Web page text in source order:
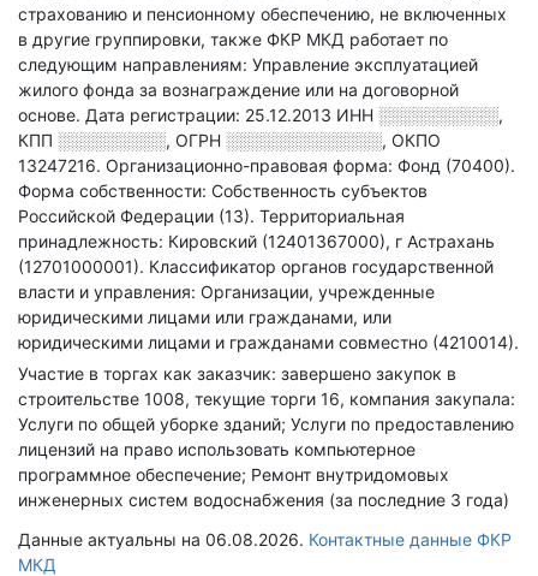
страхованию и пенсионному обеспечению, не включенных
в другие группировки, также ФКР МКД работает по
следующим направлениям: Управление эксплуатацией
жилого фонда за вознаграждение или на договорной
основе. Дата регистрации: 25.12.2013 ИНН ░░░░░░░░░░,
КПП ░░░░░░░░░, ОГРН ░░░░░░░░░░░░░, ОКПО
13247216. Организационно-правовая форма: Фонд (70400).
Форма собственности: Собственность субъектов
Российской Федерации (13). Территориальная
принадлежность: Кировский (12401367000), г Астрахань
(12701000001). Классификатор органов государственной
власти и управления: Организации, учрежденные
юридическими лицами или гражданами, или
юридическими лицами и гражданами совместно (4210014).
Участие в торгах как заказчик: завершено закупок в
строительстве 1008, текущие торги 16, компания закупала:
Услуги по общей уборке зданий; Услуги по предоставлению
лицензий на право использовать компьютерное
программное обеспечение; Ремонт внутридомовых
инженерных систем водоснабжения (за последние 3 года)
Данные актуальны на 06.08.2026. Контактные данные ФКР
МКД